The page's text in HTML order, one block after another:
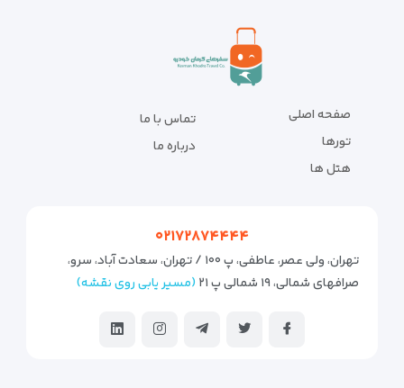
صفحه اصلی
تورها
هتل ها
تماس با ما
درباره ما
۰۲۱۷۲۸۷۴۴۴۴
تهران، ولی عصر، عاطفی، پ ۱۰۰ / تهران، سعادت آباد، سرو،
صرافهای شمالی، ۱۹ شمالی پ ۲۱
(مسیر یابی روی نقشه)